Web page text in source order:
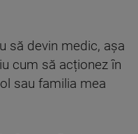
să devin medic, așa
cum să acționez în
sau familia mea